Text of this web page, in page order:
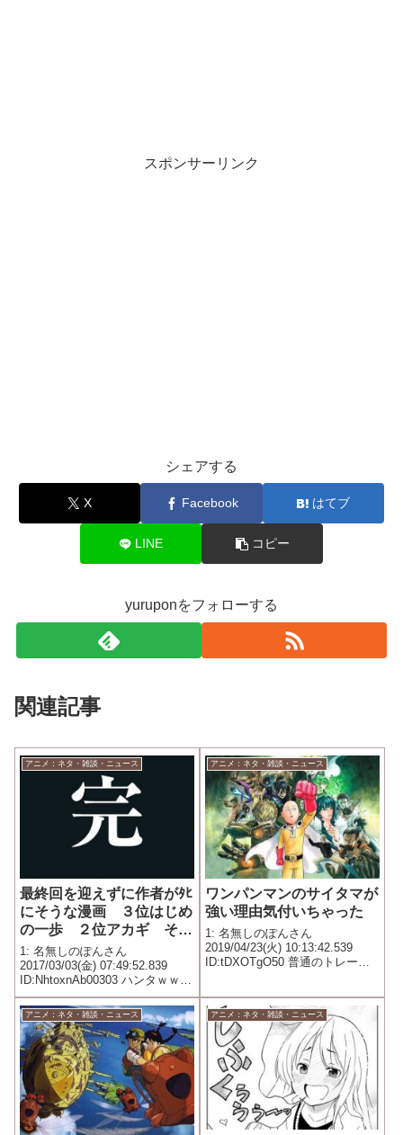
スポンサーリンク
シェアする
X Facebook はてブ
LINE コピー
yuruponをフォローする
関連記事
アニメ：ネタ・雑談・ニュース
最終回を迎えずに作者がﾀﾋ
にそうな漫画 ３位はじめ
の一歩 ２位アカギ そし
てい一位はｗｗｗｗｗｗ
1: 名無しのぽんさん
2017/03/03(金) 07:49:52.839
ID:NhtoxnAb00303 ハンタｗｗｗ
ｗ
アニメ：ネタ・雑談・ニュース
ワンパンマンのサイタマが
強い理由気付いちゃった
1: 名無しのぽんさん
2019/04/23(火) 10:13:42.539
ID:tDXOTgO50 普通のトレーニ
が乗り移ったから ブラストが居
なくなったのも説明がつく ワン
パン...
アニメ：ネタ・雑談・ニュース アニメ：ネタ・雑談・ニュース